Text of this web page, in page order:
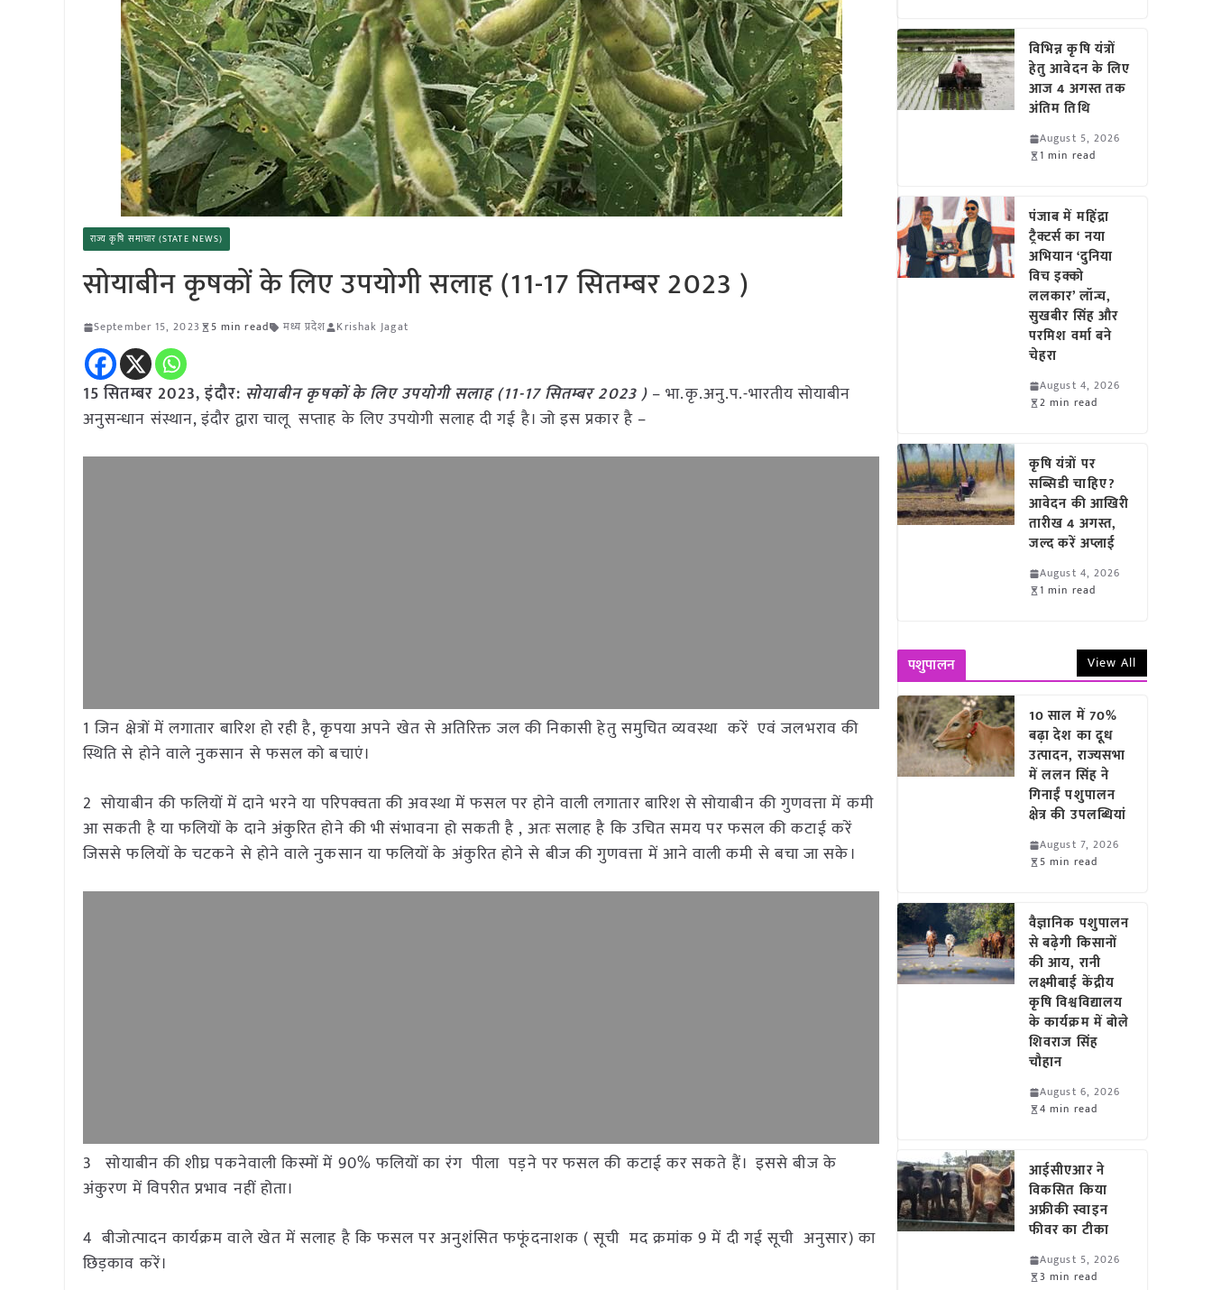
राज्य कृषि समाचार (STATE NEWS)
सोयाबीन कृषकों के लिए उपयोगी सलाह (11-17 सितम्बर 2023 )
September 15, 2023 5 min read मध्य प्रदेश Krishak Jagat
15 सितम्बर 2023, इंदौर: सोयाबीन कृषकों के लिए उपयोगी सलाह (11-17 सितम्बर 2023 ) – भा.कृ.अनु.प.-भारतीय सोयाबीन
अनुसन्धान संस्थान, इंदौर द्वारा चालू सप्ताह के लिए उपयोगी सलाह दी गई है। जो इस प्रकार है –
1 जिन क्षेत्रों में लगातार बारिश हो रही है, कृपया अपने खेत से अतिरिक्त जल की निकासी हेतु समुचित व्यवस्था करें एवं जलभराव की
स्थिति से होने वाले नुकसान से फसल को बचाएं।
2 सोयाबीन की फलियों में दाने भरने या परिपक्वता की अवस्था में फसल पर होने वाली लगातार बारिश से सोयाबीन की गुणवत्ता में कमी
आ सकती है या फलियों के दाने अंकुरित होने की भी संभावना हो सकती है , अतः सलाह है कि उचित समय पर फसल की कटाई करें
जिससे फलियों के चटकने से होने वाले नुकसान या फलियों के अंकुरित होने से बीज की गुणवत्ता में आने वाली कमी से बचा जा सके।
3 सोयाबीन की शीघ्र पकनेवाली किस्मों में 90% फलियों का रंग पीला पड़ने पर फसल की कटाई कर सकते हैं। इससे बीज के
अंकुरण में विपरीत प्रभाव नहीं होता।
4 बीजोत्पादन कार्यक्रम वाले खेत में सलाह है कि फसल पर अनुशंसित फफूंदनाशक ( सूची मद क्रमांक 9 में दी गई सूची अनुसार) का
छिड़काव करें।
विभिन्न कृषि यंत्रों
हेतु आवेदन के लिए
आज 4 अगस्त तक
अंतिम तिथि
August 5, 2026
1 min read
पंजाब में महिंद्रा
ट्रैक्टर्स का नया
अभियान ‘दुनिया
विच इक्को
ललकार’ लॉन्च,
सुखबीर सिंह और
परमिश वर्मा बने
चेहरा
August 4, 2026
2 min read
कृषि यंत्रों पर
सब्सिडी चाहिए?
आवेदन की आखिरी
तारीख 4 अगस्त,
जल्द करें अप्लाई
August 4, 2026
1 min read
पशुपालन View All
10 साल में 70%
बढ़ा देश का दूध
उत्पादन, राज्यसभा
में ललन सिंह ने
गिनाईं पशुपालन
क्षेत्र की उपलब्धियां
August 7, 2026
5 min read
वैज्ञानिक पशुपालन
से बढ़ेगी किसानों
की आय, रानी
लक्ष्मीबाई केंद्रीय
कृषि विश्वविद्यालय
के कार्यक्रम में बोले
शिवराज सिंह
चौहान
August 6, 2026
4 min read
आईसीएआर ने
विकसित किया
अफ्रीकी स्वाइन
फीवर का टीका
August 5, 2026
3 min read